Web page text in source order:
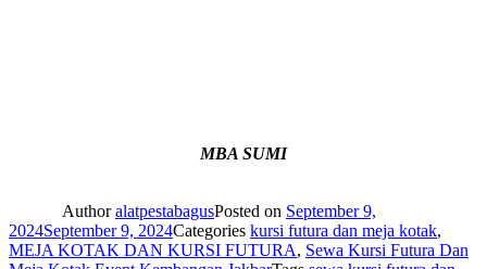
MBA SUMI
AuthoralatpestabagusPosted on September 9,
2024September 9, 2024Categories kursi futura dan meja kotak,
MEJA KOTAK DAN KURSI FUTURA, Sewa Kursi Futura Dan